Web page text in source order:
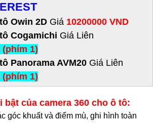
Owin 2D Giá 10200000 VND
Cogamichi Giá Liên
(phím 1)
Panorama AVM20 Giá Liên
(phím 1)
bật của camera 360 cho ô tô:
góc khuất và điểm mù, ghi hình toàn